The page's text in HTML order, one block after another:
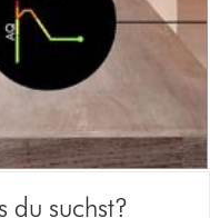
du suchst?